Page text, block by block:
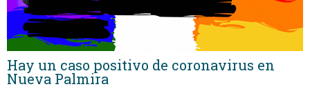
Hay un caso positivo de coronavirus en
Nueva Palmira